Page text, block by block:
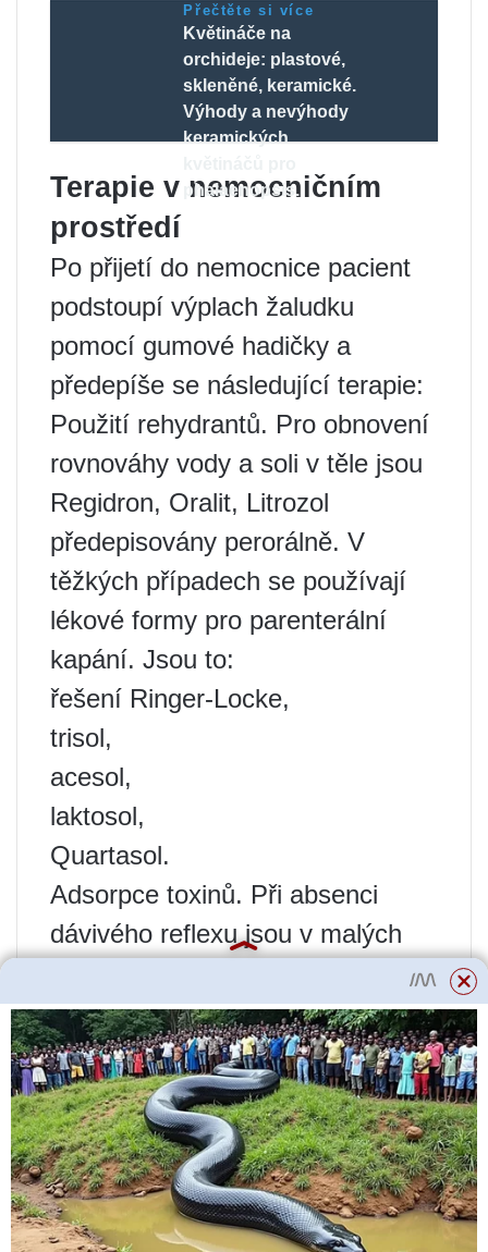
Přečtěte si více
Květináče na
orchideje: plastové,
skleněné, keramické.
Výhody a nevýhody
keramických
phalaenopsis.
Terapie v nemocničním
prostředí
Po přijetí do nemocnice pacient
podstoupí výplach žaludku
pomocí gumové hadičky a
předepíše se následující terapie:
Použití rehydrantů. Pro obnovení
rovnováhy vody a soli v těle jsou
Regidron, Oralit, Litrozol
předepisovány perorálně. V
těžkých případech se používají
lékové formy pro parenterální
kapání. Jsou to:
řešení Ringer-Locke,
trisol,
acesol,
laktosol,
Quartasol.
Adsorpce toxinů. Při absenci
dávivého reflexu jsou v malých
dávkách předepsány následující
léky:
polyphepan,
sorbogel,
sorbex,
smecta,
Enterosgel.